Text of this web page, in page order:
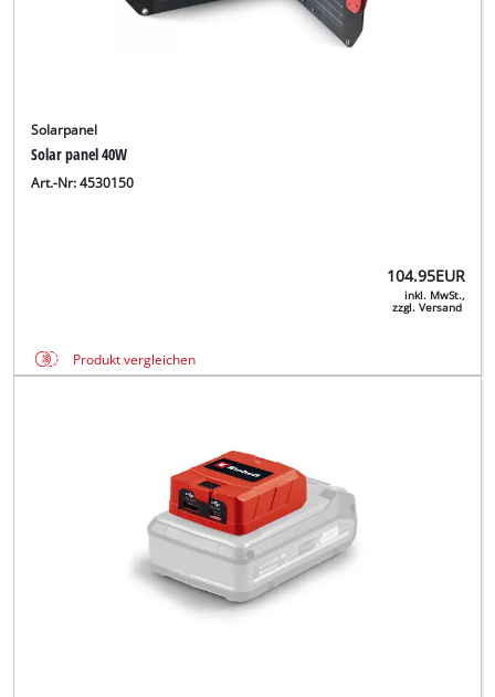
Solarpanel
Solar panel 40W
Art.-Nr: 4530150
104.95EUR
inkl. MwSt.,
zzgl. Versand
Produkt vergleichen